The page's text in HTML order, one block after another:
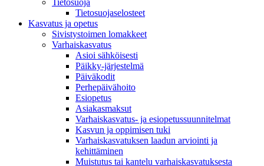
Tietosuoja
Tietosuojaselosteet
Kasvatus ja opetus
Sivistystoimen lomakkeet
Varhaiskasvatus
Asioi sähköisesti
Päikky-järjestelmä
Päiväkodit
Perhepäivähoito
Esiopetus
Asiakasmaksut
Varhaiskasvatus- ja esiopetussuunnitelmat
Kasvun ja oppimisen tuki
Varhaiskasvatuksen laadun arviointi ja
kehittäminen
Muistutus tai kantelu varhaiskasvatuksesta